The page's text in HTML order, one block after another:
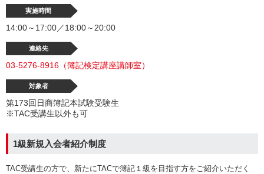
実施時間
14:00～17:00／18:00～20:00
連絡先
03-5276-8916（簿記検定講座講師室）
対象者
第173回日商簿記本試験受験生
※TAC受講生以外も可
1級新規入会者紹介制度
TAC受講生の方で、新たにTACで簿記１級を目指す方をご紹介いただく